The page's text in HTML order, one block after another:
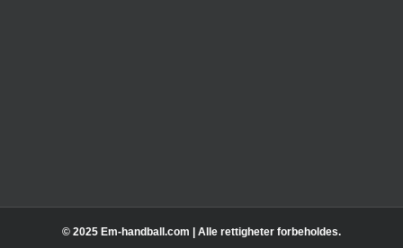
© 2025 Em-handball.com | Alle rettigheter forbeholdes.